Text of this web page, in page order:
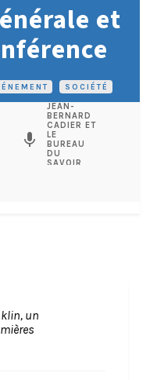
SOCIÉTÉ
et
mic
JEAN-
BERNARD
CADIER ET
LE
BUREAU
DU
SAVOIR
un